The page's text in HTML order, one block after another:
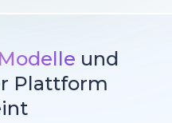
und
Plattform